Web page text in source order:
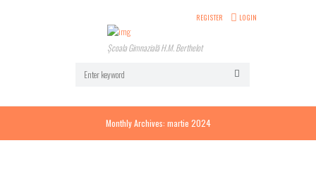
REGISTER LOGIN
Școala Gimnazială H.M. Berthelot
Monthly Archives: martie 2024